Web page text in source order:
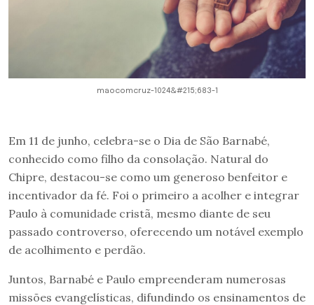
maocomcruz-1024&#215;683-1
Em 11 de junho, celebra-se o Dia de São Barnabé,
conhecido como filho da consolação. Natural do
Chipre, destacou-se como um generoso benfeitor e
incentivador da fé. Foi o primeiro a acolher e integrar
Paulo à comunidade cristã, mesmo diante de seu
passado controverso, oferecendo um notável exemplo
de acolhimento e perdão.
Juntos, Barnabé e Paulo empreenderam numerosas
missões evangelísticas, difundindo os ensinamentos de